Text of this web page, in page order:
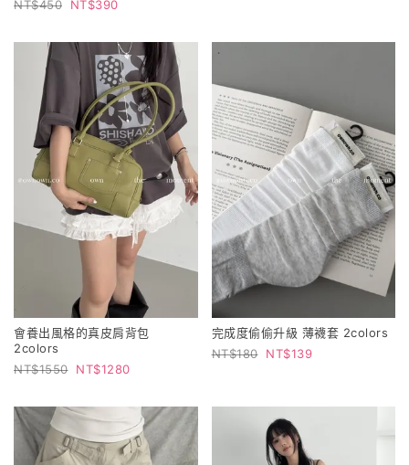
450
390
會養出風格的真皮肩背包
2colors
1550
1280
完成度偷偷升級 薄襪套 2colors
180
139